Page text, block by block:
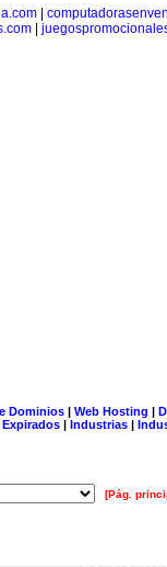
Dominios| Web Hosting |
| Industrias |
[Pág.